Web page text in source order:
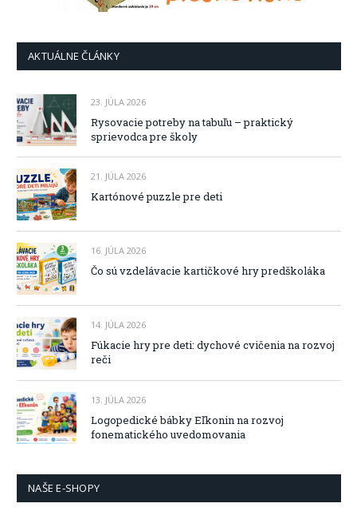
AKTUÁLNE ČLÁNKY
23. JÚLA 2026
Rysovacie potreby na tabuľu – praktický
sprievodca pre školy
21. JÚLA 2026
Kartónové puzzle pre deti
16. JÚLA 2026
Čo sú vzdelávacie kartičkové hry predškoláka
14. JÚLA 2026
Fúkacie hry pre deti: dychové cvičenia na rozvoj
reči
13. JÚLA 2026
Logopedické bábky Eľkonin na rozvoj
fonematického uvedomovania
NAŠE E-SHOPY